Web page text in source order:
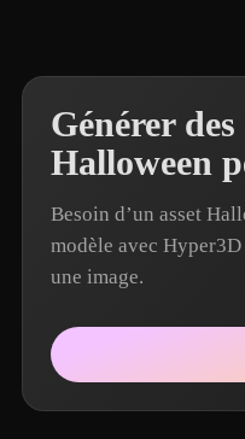
Générer
Halloween
Besoin d’un asset
modèle avec
une image.